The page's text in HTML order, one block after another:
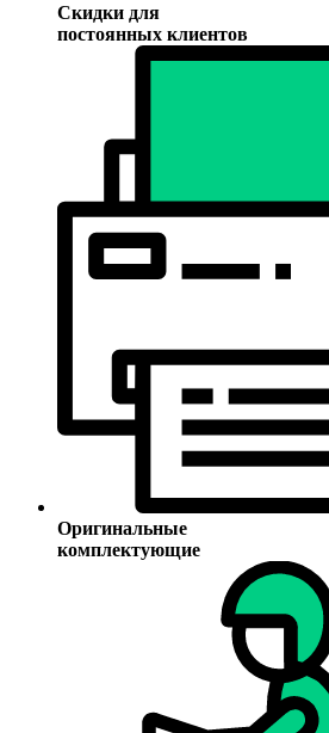
Скидки для
постоянных клиентов
Оригинальные
комплектующие